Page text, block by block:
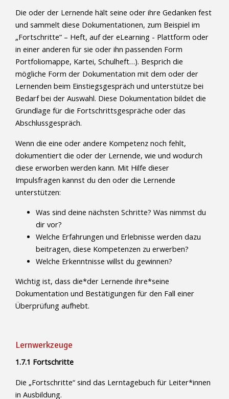
Die oder der Lernende hält seine oder ihre Gedanken fest
und sammelt diese Dokumentationen, zum Beispiel im
„Fortschritte“ – Heft, auf der eLearning - Plattform oder
in einer anderen für sie oder ihn passenden Form
Portfoliomappe, Kartei, Schulheft…). Besprich die
mögliche Form der Dokumentation mit dem oder der
Lernenden beim Einstiegsgespräch und unterstütze bei
Bedarf bei der Auswahl. Diese Dokumentation bildet die
Grundlage für die Fortschrittsgespräche oder das
Abschlussgespräch.
Wenn die eine oder andere Kompetenz noch fehlt,
dokumentiert die oder der Lernende, wie und wodurch
diese erworben werden kann. Mit Hilfe dieser
Impulsfragen kannst du den oder die Lernende
unterstützen:
Was sind deine nächsten Schritte? Was nimmst du
dir vor?
Welche Erfahrungen und Erlebnisse werden dazu
beitragen, diese Kompetenzen zu erwerben?
Welche Erkenntnisse willst du gewinnen?
Wichtig ist, dass die*der Lernende ihre*seine
Dokumentation und Bestätigungen für den Fall einer
Überprüfung aufhebt.
Lernwerkzeuge
1.7.1 Fortschritte
Die „Fortschritte“ sind das Lerntagebuch für Leiter*innen
in Ausbildung.